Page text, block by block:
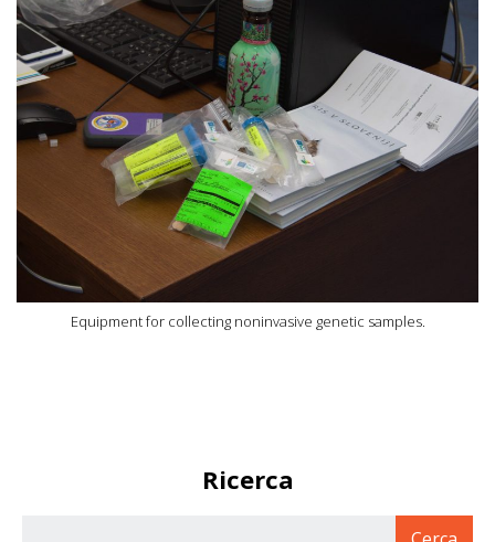
Equipment for collecting noninvasive genetic samples.
Ricerca